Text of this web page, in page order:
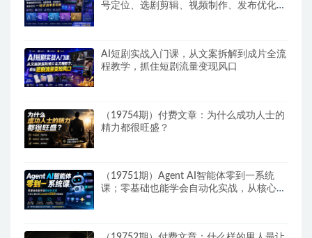
号定位、选剧剪辑、视频制作、发布优化一
AI短剧实战入门课，从文案拆解到成片全流
程教学，抓住短剧流量变现风口
（19754期）付费文章：为什么成功人士的
精力都很旺盛？
（19751期）Agent AI智能体零到一系统
课；零基础也能学会自动化实战，从核心概